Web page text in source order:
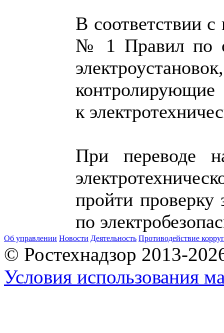
В соответствии
№ 1 Правил по
контролирующие
к
При переводе
пройти проверку
по
Об управлении Новости Деятельность Противодействие
© Ростехнадзор 2013-
Условия использования